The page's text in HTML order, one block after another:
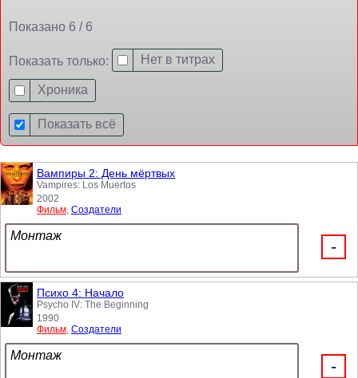
Показано 6 / 6
Показать только: Нет в титрах
Хроника
Показать всё
Вампиры 2: День мёртвых
Vampires: Los Muertos
2002
Фильм, Создатели
Монтаж
-
Психо 4: Начало
Psycho IV: The Beginning
1990
Фильм, Создатели
Монтаж
-